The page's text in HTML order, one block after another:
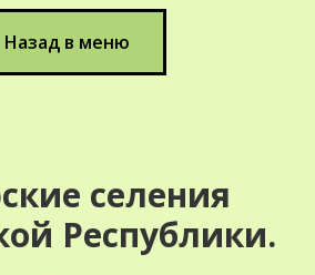
Назад в меню
селения
Республики.